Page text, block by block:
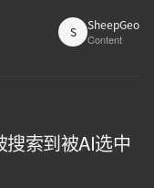
S SheepGeo
Content
索到被AI选中